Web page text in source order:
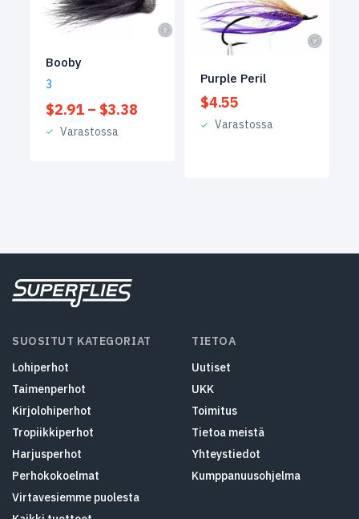
Booby
3
$2.91 – $3.38Hintaluokka:
Varastossa
Purple Peril
$4.55
Varastossa
SUOSITUT KATEGORIAT
Lohiperhot
Taimenperhot
Kirjolohiperhot
Tropiikkiperhot
Harjusperhot
Perhokokoelmat
Virtavesiemme puolesta
TIETOA
Uutiset
UKK
Toimitus
Tietoa meistä
Yhteystiedot
Kumppanuusohjelma